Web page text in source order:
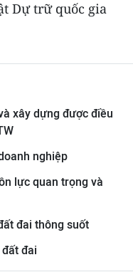
Dự trữ quốc gia
xây dựng được điều
nghiệp
lực quan trọng và
đai thông suốt
đai